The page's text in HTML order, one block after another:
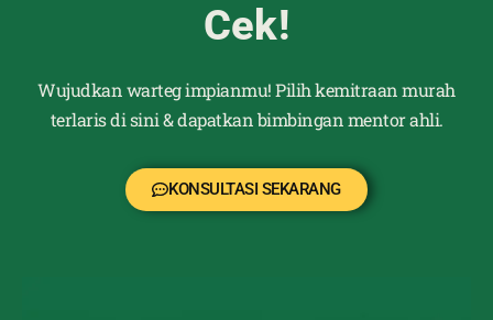
Cek!
Wujudkan warteg impianmu! Pilih kemitraan murah
terlaris di sini & dapatkan bimbingan mentor ahli.
KONSULTASI SEKARANG